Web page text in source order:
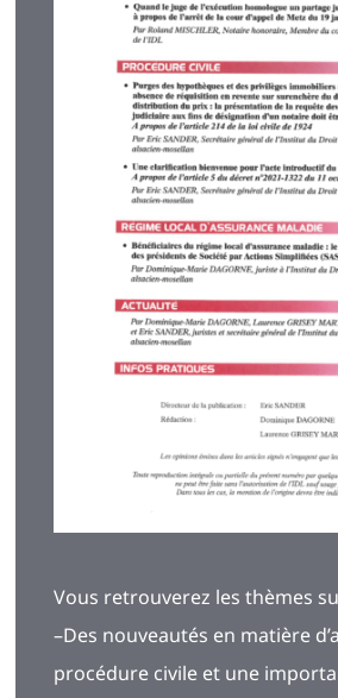
Vous retrouverez les thèmes
–Des nouveautés en matière
procédure civile et une